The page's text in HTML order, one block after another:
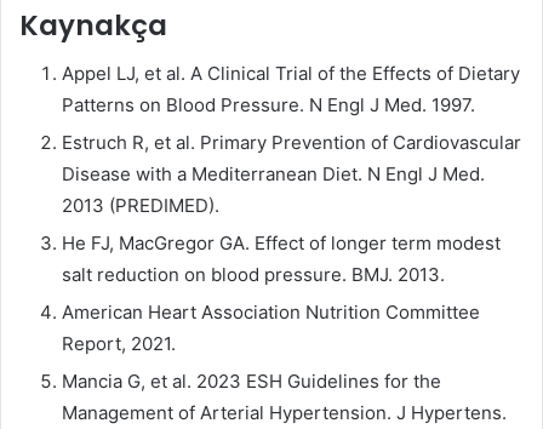
Kaynakça
Appel LJ, et al. A Clinical Trial of the Effects of Dietary
Patterns on Blood Pressure. N Engl J Med. 1997.
Estruch R, et al. Primary Prevention of Cardiovascular
Disease with a Mediterranean Diet. N Engl J Med.
2013 (PREDIMED).
He FJ, MacGregor GA. Effect of longer term modest
salt reduction on blood pressure. BMJ. 2013.
American Heart Association Nutrition Committee
Report, 2021.
Mancia G, et al. 2023 ESH Guidelines for the
Management of Arterial Hypertension. J Hypertens.